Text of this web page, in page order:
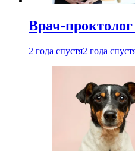
Врач-
2 года спустя2 года